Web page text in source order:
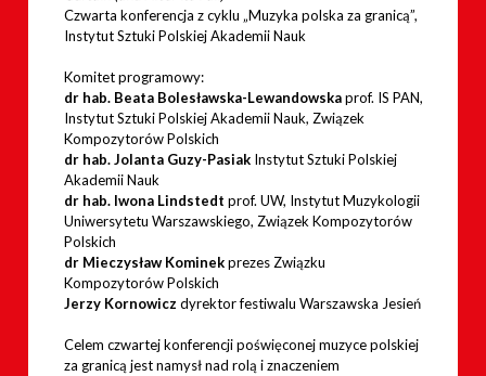
Czwarta konferencja z cyklu „Muzyka polska za granicą”,
Instytut Sztuki Polskiej Akademii Nauk
Komitet programowy:
dr hab. Beata Bolesławska-Lewandowskaprof. IS PAN,
Instytut Sztuki Polskiej Akademii Nauk, Związek
Kompozytorów Polskich
dr hab. Jolanta Guzy-Pasiak Instytut Sztuki Polskiej
Akademii Nauk
dr hab. Iwona Lindstedt prof. UW, Instytut Muzykologii
Uniwersytetu Warszawskiego, Związek Kompozytorów
Polskich
dr Mieczysław Kominekprezes Związku
Kompozytorów Polskich
Jerzy Kornowicz dyrektor festiwalu Warszawska Jesień
Celem czwartej konferencji poświęconej muzyce polskiej
za granicą jest namysł nad rolą i znaczeniem